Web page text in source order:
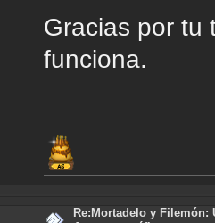
Gracias por tu
funciona.
Re:Mortadelo y Filemón: